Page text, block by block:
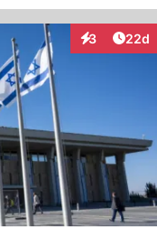
3
Interaktionen
22d